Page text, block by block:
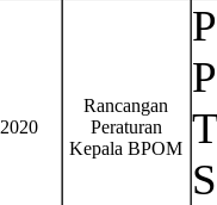
2020
Rancangan
Peraturan
Kepala BPOM